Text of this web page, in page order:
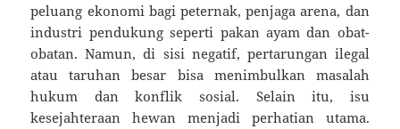
peluang ekonomi bagi peternak, penjaga arena, dan
industri pendukung seperti pakan ayam dan obat-
obatan. Namun, di sisi negatif, pertarungan ilegal
atau taruhan besar bisa menimbulkan masalah
hukum dan konflik sosial. Selain itu, isu
kesejahteraan hewan menjadi perhatian utama.